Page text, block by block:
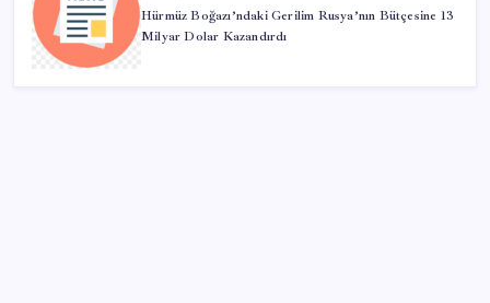
Hürmüz Boğazı’ndaki Gerilim Rusya’nın Bütçesine 13
Milyar Dolar Kazandırdı